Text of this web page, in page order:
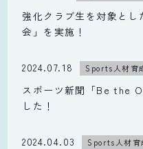
強化クラブ生を対象と
会」を実施！
2024.07.18 Sports人材育
スポーツ新聞「Be the
した！
2024.04.03 Sports人材育